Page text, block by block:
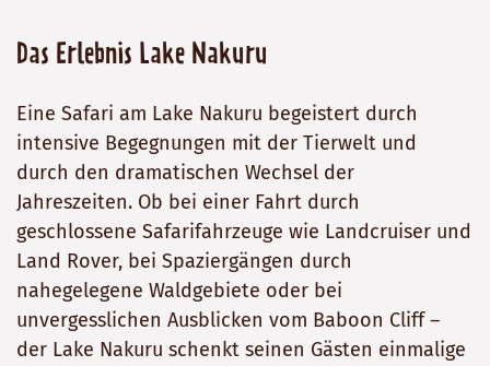
Das Erlebnis Lake Nakuru
Eine Safari am Lake Nakuru begeistert durch
intensive Begegnungen mit der Tierwelt und
durch den dramatischen Wechsel der
Jahreszeiten. Ob bei einer Fahrt durch
geschlossene Safarifahrzeuge wie Landcruiser und
Land Rover, bei Spaziergängen durch
nahegelegene Waldgebiete oder bei
unvergesslichen Ausblicken vom Baboon Cliff –
der Lake Nakuru schenkt seinen Gästen einmalige